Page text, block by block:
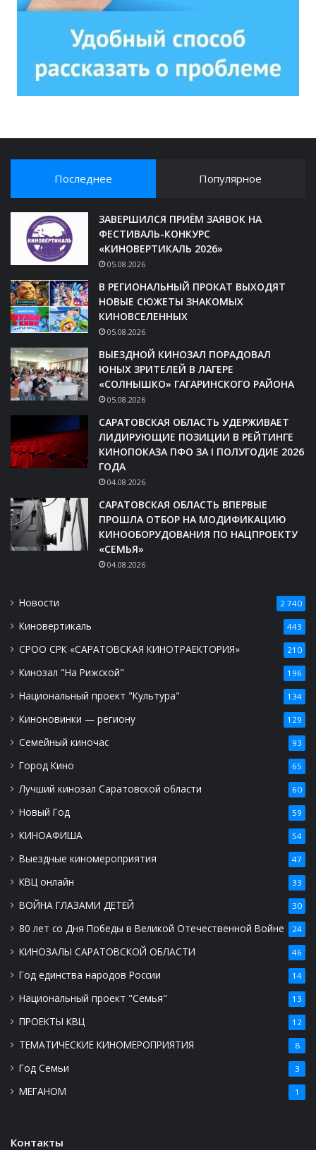
Последнее Популярное
ЗАВЕРШИЛСЯ ПРИЁМ ЗАЯВОК НА
ФЕСТИВАЛЬ-КОНКУРС
«КИНОВЕРТИКАЛЬ 2026»
05.08.2026
В РЕГИОНАЛЬНЫЙ ПРОКАТ ВЫХОДЯТ
НОВЫЕ СЮЖЕТЫ ЗНАКОМЫХ
КИНОВСЕЛЕННЫХ
05.08.2026
ВЫЕЗДНОЙ КИНОЗАЛ ПОРАДОВАЛ
ЮНЫХ ЗРИТЕЛЕЙ В ЛАГЕРЕ
«СОЛНЫШКО» ГАГАРИНСКОГО РАЙОНА
05.08.2026
САРАТОВСКАЯ ОБЛАСТЬ УДЕРЖИВАЕТ
ЛИДИРУЮЩИЕ ПОЗИЦИИ В РЕЙТИНГЕ
КИНОПОКАЗА ПФО ЗА I ПОЛУГОДИЕ 2026
ГОДА
04.08.2026
САРАТОВСКАЯ ОБЛАСТЬ ВПЕРВЫЕ
ПРОШЛА ОТБОР НА МОДИФИКАЦИЮ
КИНООБОРУДОВАНИЯ ПО НАЦПРОЕКТУ
«СЕМЬЯ»
04.08.2026
Новости 2 740
Киновертикаль 443
СРОО СРК «САРАТОВСКАЯ КИНОТРАЕКТОРИЯ» 210
Кинозал "На Рижской" 196
Национальный проект "Культура" 134
Киноновинки — региону 129
Семейный киночас 93
Город Кино 65
Лучший кинозал Саратовской области 60
Новый Год 59
КИНОАФИША 54
Выездные киномероприятия 47
КВЦ онлайн 33
ВОЙНА ГЛАЗАМИ ДЕТЕЙ 30
80 лет со Дня Победы в Великой Отечественной Войне 24
КИНОЗАЛЫ САРАТОВСКОЙ ОБЛАСТИ 46
Год единства народов России 14
Национальный проект "Семья" 13
ПРОЕКТЫ КВЦ 12
ТЕМАТИЧЕСКИЕ КИНОМЕРОПРИЯТИЯ 8
Год Семьи 3
МЕГАНОМ 1
Контакты